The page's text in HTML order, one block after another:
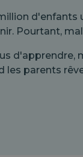
Pourtant,
d'apprendre,
les parents